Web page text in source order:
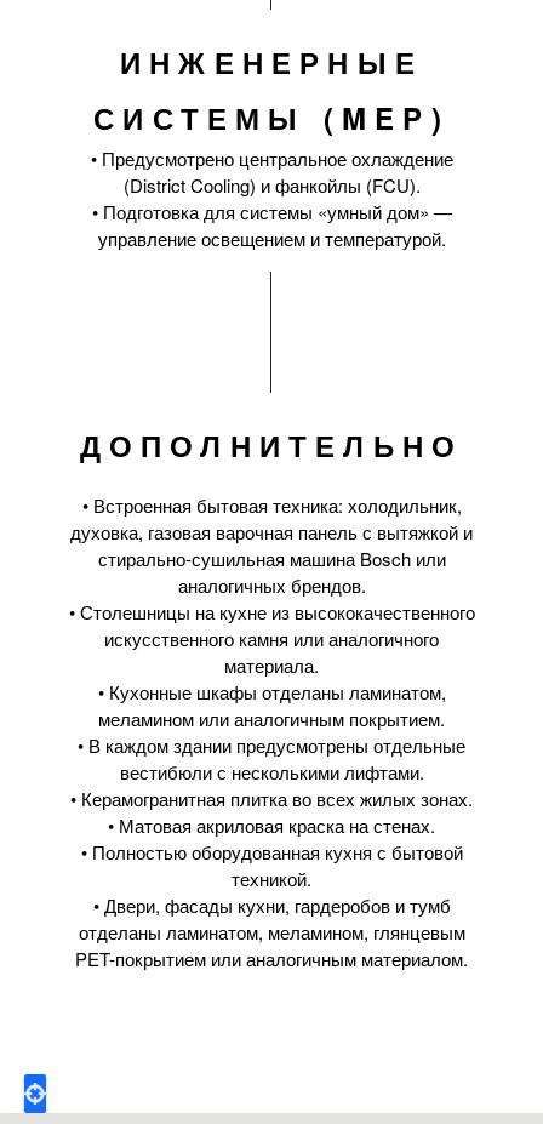
ИНЖЕНЕРНЫЕ
СИСТЕМЫ (MEP)
• Предусмотрено центральное охлаждение
(District Cooling) и фанкойлы (FCU).
• Подготовка для системы «умный дом» —
управление освещением и температурой.
ДОПОЛНИТЕЛЬНО
• Встроенная бытовая техника: холодильник,
духовка, газовая варочная панель с вытяжкой и
стирально-сушильная машина Bosch или
аналогичных брендов.
• Столешницы на кухне из высококачественного
искусственного камня или аналогичного
материала.
• Кухонные шкафы отделаны ламинатом,
меламином или аналогичным покрытием.
• В каждом здании предусмотрены отдельные
вестибюли с несколькими лифтами.
• Керамогранитная плитка во всех жилых зонах.
• Матовая акриловая краска на стенах.
• Полностью оборудованная кухня с бытовой
техникой.
• Двери, фасады кухни, гардеробов и тумб
отделаны ламинатом, меламином, глянцевым
PET-покрытием или аналогичным материалом.